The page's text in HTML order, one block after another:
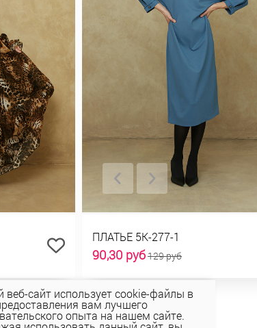
ПЛАТЬЕ 5К-277-1
90,30 руб129 руб
веб-сайт использует cookie-файлы в
вам лучшего
опыта на нашем сайте.